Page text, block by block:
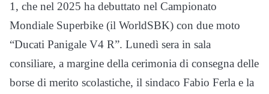
1, che nel 2025 ha debuttato nel Campionato
Mondiale Superbike (il WorldSBK) con due moto
“Ducati Panigale V4 R”. Lunedì sera in sala
consiliare, a margine della cerimonia di consegna delle
borse di merito scolastiche, il sindaco Fabio Ferla e la